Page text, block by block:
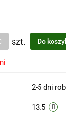
szt. Do
2-5 dni
13.5